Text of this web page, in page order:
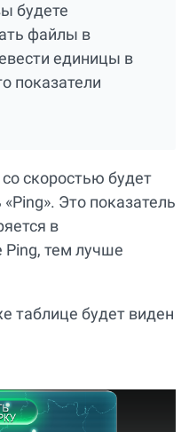
будете
файлы в
единицы в
показатели
скоростью будет
Это показатель
в
тем лучше
таблице будет виден